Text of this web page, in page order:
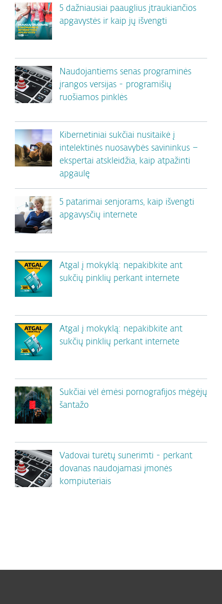
5 dažniausiai paauglius įtraukiančios
apgavystės ir kaip jų išvengti
Naudojantiems senas programinės
įrangos versijas - programišių
ruošiamos pinklės
Kibernetiniai sukčiai nusitaikė į
intelektinės nuosavybės savininkus –
ekspertai atskleidžia, kaip atpažinti
apgaulę
5 patarimai senjorams, kaip išvengti
apgavysčių internete
Atgal į mokyklą: nepakibkite ant
sukčių pinklių perkant internete
Atgal į mokyklą: nepakibkite ant
sukčių pinklių perkant internete
Sukčiai vėl ėmėsi pornografijos mėgėjų
šantažo
Vadovai turėtų sunerimti - perkant
dovanas naudojamasi įmonės
kompiuteriais